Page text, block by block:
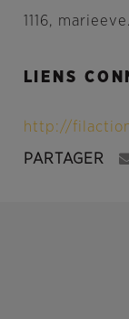
1116,
LIENS
http://
PARTAGER